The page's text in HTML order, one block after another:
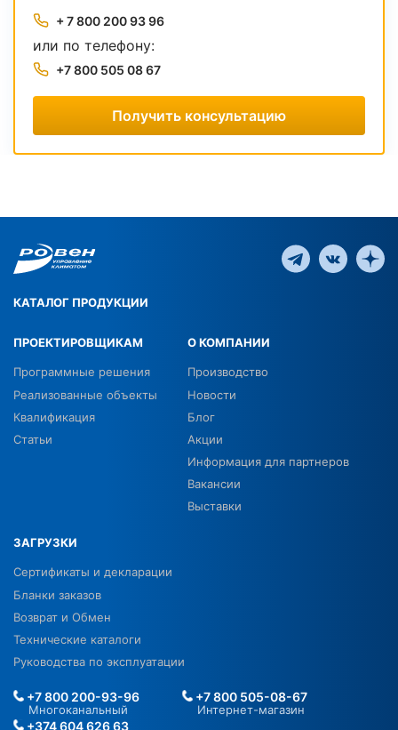
+ 7 800 200 93 96
или по телефону:
+7 800 505 08 67
Получить консультацию
КАТАЛОГ ПРОДУКЦИИ
ПРОЕКТИРОВЩИКАМ
Программные решения
Реализованные объекты
Квалификация
Статьи
О КОМПАНИИ
Производство
Новости
Блог
Акции
Информация для партнеров
Вакансии
Выставки
ЗАГРУЗКИ
Сертификаты и декларации
Бланки заказов
Возврат и Обмен
Технические каталоги
Руководства по эксплуатации
+7 800 200-93-96
Многоканальный
+7 800 505-08-67
Интернет-магазин
+374 604 626 63